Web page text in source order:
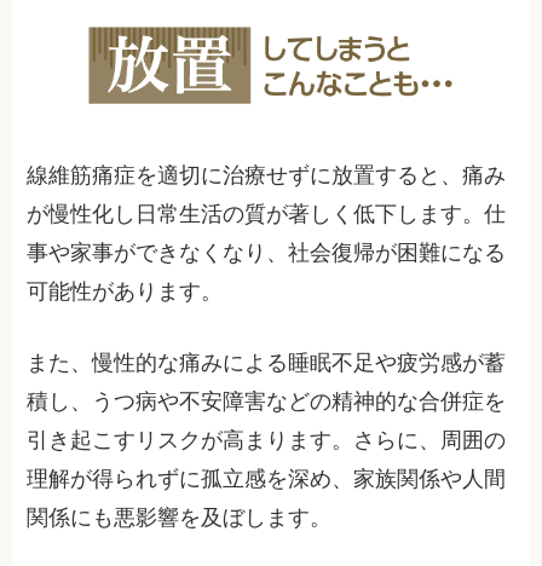
線維筋痛症を適切に治療せずに放置すると、痛み
が慢性化し日常生活の質が著しく低下します。仕
事や家事ができなくなり、社会復帰が困難になる
可能性があります。
また、慢性的な痛みによる睡眠不足や疲労感が蓄
積し、うつ病や不安障害などの精神的な合併症を
引き起こすリスクが高まります。さらに、周囲の
理解が得られずに孤立感を深め、家族関係や人間
関係にも悪影響を及ぼします。